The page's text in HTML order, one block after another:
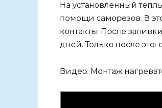
На установленный
помощи саморезов. В
контакты. После
дней. Только после
Видео: Монтаж